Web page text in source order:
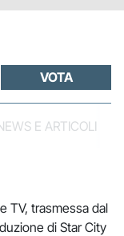
VOTA
E ARTICOLI
TV, trasmessa dal
di Star City